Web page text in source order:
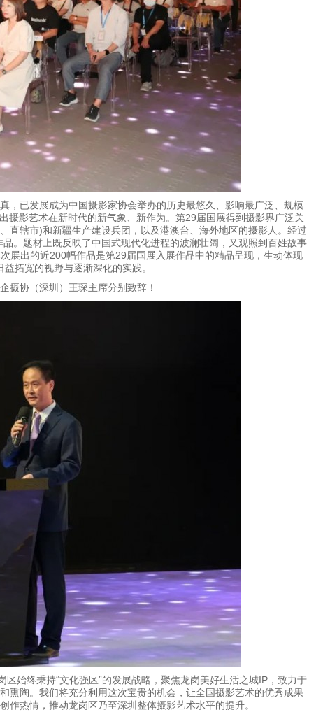
，已发展成为中国摄影家协会举办的历史最悠久、影响最广泛、规模
影艺术在新时代的新气象、新作为。第29届国展得到摄影界广泛关
辖市)和新疆生产建设兵团，以及港澳台、海外地区的摄影人。经过
。题材上既反映了中国式现代化进程的波澜壮阔，又观照到百姓故事
展出的近200幅作品是第29届国展入展作品中的精品呈现，生动体现
拓宽的视野与逐渐深化的实践。
摄协（深圳）王琛主席分别致辞！
始终秉持“文化强区”的发展战略，聚焦龙岗美好生活之城IP，致力于
熏陶。我们将充分利用这次宝贵的机会，让全国摄影艺术的优秀成果
热情，推动龙岗区乃至深圳整体摄影艺术水平的提升。